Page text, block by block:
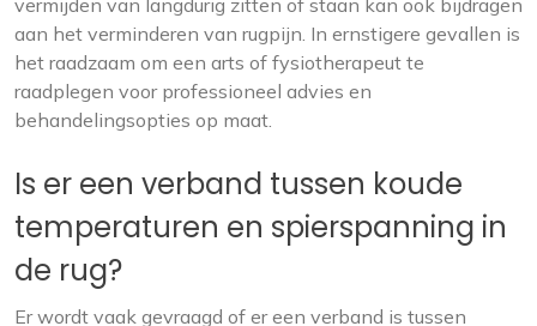
vermijden van langdurig zitten of staan kan ook bijdragen
aan het verminderen van rugpijn. In ernstigere gevallen is
het raadzaam om een arts of fysiotherapeut te
raadplegen voor professioneel advies en
behandelingsopties op maat.
Is er een verband tussen koude
temperaturen en spierspanning in
de rug?
Er wordt vaak gevraagd of er een verband is tussen